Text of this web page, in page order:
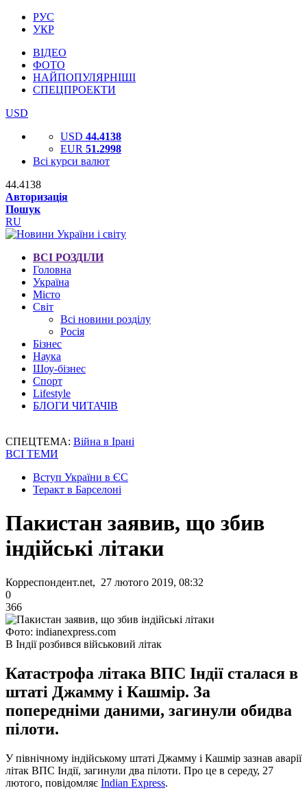
РУС
УКР
ВІДЕО
ФОТО
НАЙПОПУЛЯРНІШІ
СПЕЦПРОЕКТИ
USD
USD 44.4138
EUR 51.2998
Всі курси валют
44.4138
Авторизація
Пошук
RU
ВСІ РОЗДІЛИ
Головна
Україна
Місто
Світ
Всі новини розділу
Росія
Бізнес
Наука
Шоу-бізнес
Спорт
Lifestyle
БЛОГИ ЧИТАЧІВ
СПЕЦТЕМА: Війна в Ірані
ВСІ ТЕМИ
Вступ України в ЄС
Теракт в Барселоні
Пакистан заявив, що збив
індійські літаки
Корреспондент.net, 27 лютого 2019, 08:32
0
366
Фото: indianexpress.com
В Індії розбився військовий літак
Катастрофа літака ВПС Індії сталася в
штаті Джамму і Кашмір. За
попередніми даними, загинули обидва
пілоти.
У північному індійському штаті Джамму і Кашмір зазнав аварії
літак ВПС Індії, загинули два пілоти. Про це в середу, 27
лютого, повідомляє Indian Express.